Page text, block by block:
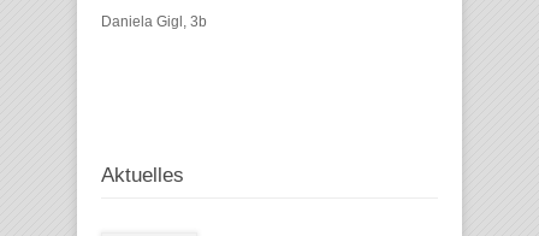
Daniela Gigl, 3b
Aktuelles